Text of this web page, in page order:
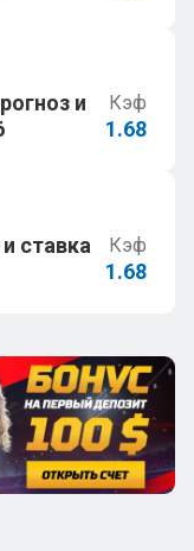
и
Кэф
1.68
ставка
Кэф
1.68